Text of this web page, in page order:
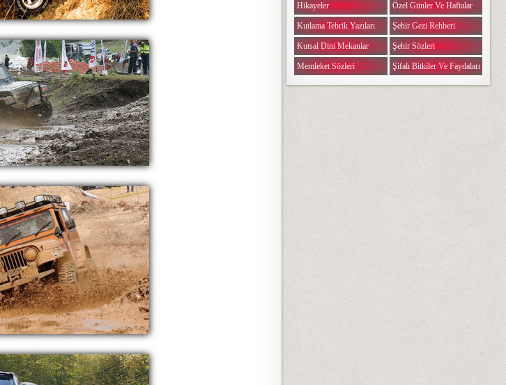
Hikayeler
Kutlama Tebrik Yazıları
Kutsal Dini Mekanlar
Memleket Sözleri
Özel Günler Ve Haftalar
Şehir Gezi Rehberi
Şehir Sözleri
Şifalı Bitkiler Ve Faydaları